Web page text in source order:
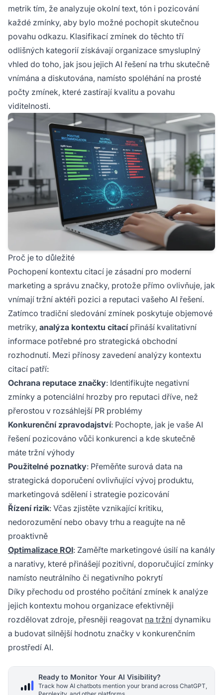
metrik tím, že analyzuje okolní text, tón i pozicování
každé zmínky, aby bylo možné pochopit skutečnou
povahu odkazu. Klasifikací zmínek do těchto tří
odlišných kategorií získávají organizace smysluplný
vhled do toho, jak jsou jejich AI řešení na trhu skutečně
vnímána a diskutována, namísto spoléhání na prosté
počty zmínek, které zastírají kvalitu a povahu
viditelnosti.
Proč je to důležité
Pochopení kontextu citací je zásadní pro moderní
marketing a správu značky, protože přímo ovlivňuje, jak
vnímají tržní aktéři pozici a reputaci vašeho AI řešení.
Zatímco tradiční sledování zmínek poskytuje objemové
metriky, analýza kontextu citacípřináší kvalitativní
informace potřebné pro strategická obchodní
rozhodnutí. Mezi přínosy zavedení analýzy kontextu
citací patří:
Ochrana reputace značky: Identifikujte negativní
zmínky a potenciální hrozby pro reputaci dříve, než
přerostou v rozsáhlejší PR problémy
Konkurenční zpravodajství: Pochopte, jak je vaše AI
řešení pozicováno vůči konkurenci a kde skutečně
máte tržní výhody
Použitelné poznatky: Přeměňte surová data na
strategická doporučení ovlivňující vývoj produktu,
marketingová sdělení i strategie pozicování
Řízení rizik: Včas zjistěte vznikající kritiku,
nedorozumění nebo obavy trhu a reagujte na ně
proaktivně
Optimalizace ROI: Zaměřte marketingové úsilí na kanály
a narativy, které přinášejí pozitivní, doporučující zmínky
namísto neutrálního či negativního pokrytí
Díky přechodu od prostého počítání zmínek k analýze
jejich kontextu mohou organizace efektivněji
rozdělovat zdroje, přesněji reagovat na tržní dynamiku
a budovat silnější hodnotu značky v konkurenčním
prostředí AI.
Ready to Monitor Your AI Visibility?
Track how AI chatbots mention your brand across ChatGPT,